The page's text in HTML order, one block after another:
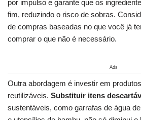
por impulso⁣ e garante que⁤ os
fim, ⁢reduzindo o risco ‌de sobras.
de ⁢compras baseadas no que você já
comprar o ⁢que‌ não é necessário.
Ads
Outra ⁣abordagem é investir em
reutilizáveis. Substituir⁤ itens
sustentáveis, como garrafas de água​